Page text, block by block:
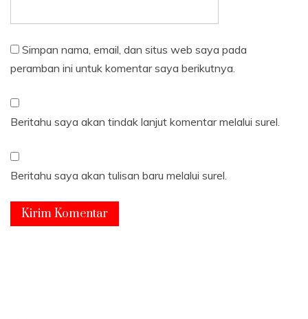
Simpan nama, email, dan situs web saya pada
peramban ini untuk komentar saya berikutnya.
Beritahu saya akan tindak lanjut komentar melalui surel.
Beritahu saya akan tulisan baru melalui surel.